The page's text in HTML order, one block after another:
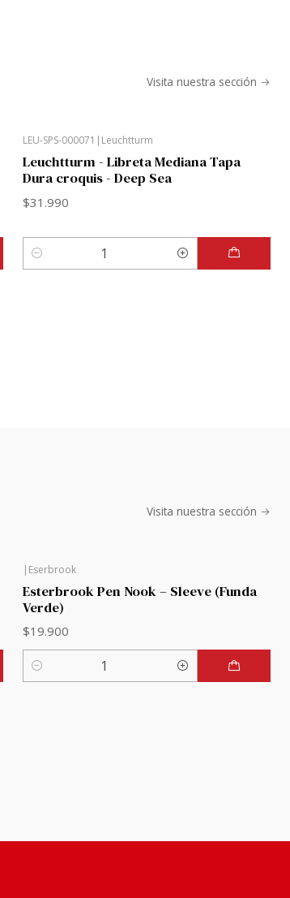
Visita nuestra sección
LEU-SPS-000071 | Leuchtturm
Leuchtturm - Libreta Mediana Tapa
Dura croquis - Deep Sea
$31.990
Cantidad
Visita nuestra sección
| Eserbrook
Esterbrook Pen Nook – Sleeve (Funda
Verde)
$19.900
Cantidad